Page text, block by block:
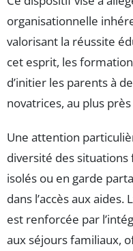
organisationnelle
valorisant la réussite
cet esprit, les
d’initier les parents à
novatrices, au plus
Une attention
diversité des
isolés ou en garde
dans l’accès aux aides.
est renforcée par
aux séjours familiaux,